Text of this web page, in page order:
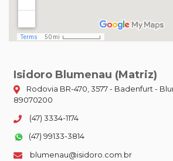
Isidoro Blumenau (Matriz)
Rodovia BR-470, 3577 - Badenfurt -
89070200
(47) 3334-1174
(47) 99133-3814
blumenau@isidoro.com.br